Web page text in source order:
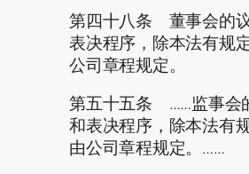
第四十八条 董事会的
表决程序，除本法有规
公司章程规定。
第五十五条 ……监事会
和表决程序，除本法有
由公司章程规定。……